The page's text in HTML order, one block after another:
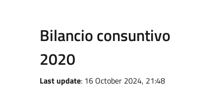
Bilancio consuntivo
2020
Last update: 16 October 2024, 21:48